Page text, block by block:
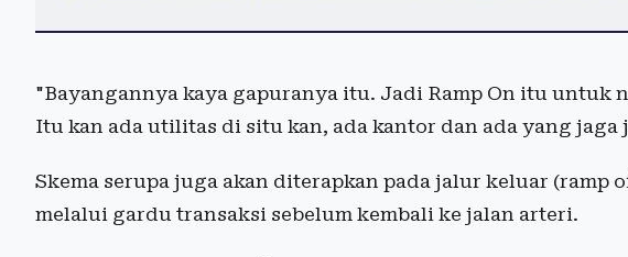
"Bayangannya kaya gapuranya itu. Jadi Ramp On itu untuk
Itu kan ada utilitas di situ kan, ada kantor dan ada yang jaga
Skema serupa juga akan diterapkan pada jalur keluar (ramp
melalui gardu transaksi sebelum kembali ke jalan arteri.